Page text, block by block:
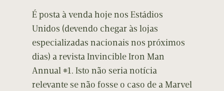
É posta à venda hoje nos Estádios
Unidos (devendo chegar às lojas
especializadas nacionais nos próximos
dias) a revista Invincible Iron Man
Annual #1. Isto não seria notícia
relevante se não fosse o caso de a Marvel